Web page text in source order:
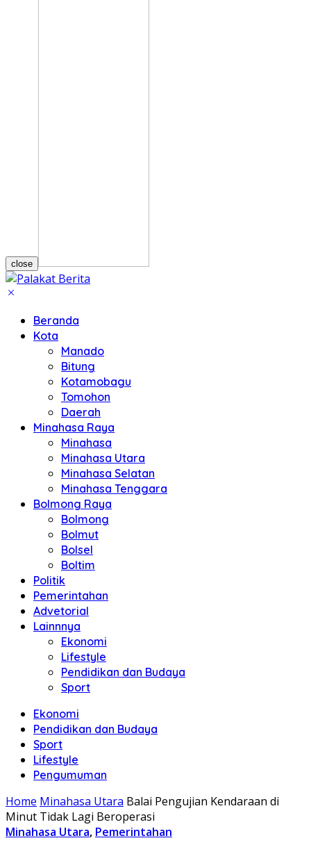
close
Beranda
Kota
Manado
Bitung
Kotamobagu
Tomohon
Daerah
Minahasa Raya
Minahasa
Minahasa Utara
Minahasa Selatan
Minahasa Tenggara
Bolmong Raya
Bolmong
Bolmut
Bolsel
Boltim
Politik
Pemerintahan
Advetorial
Lainnnya
Ekonomi
Lifestyle
Pendidikan dan Budaya
Sport
Ekonomi
Pendidikan dan Budaya
Sport
Lifestyle
Pengumuman
Home Minahasa Utara Balai Pengujian Kendaraan di
Minut Tidak Lagi Beroperasi
Minahasa Utara, Pemerintahan